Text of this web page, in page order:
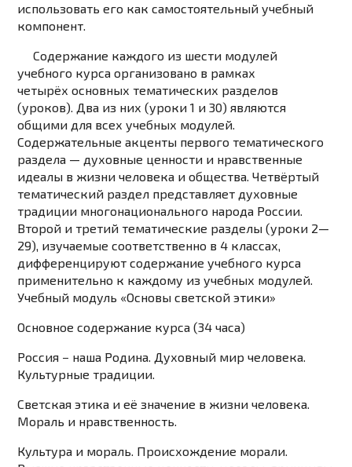
использовать его как самостоятельный учебный
компонент.
Содержание каждого из шести модулей
учебного курса организовано в рамках
четырёх основных тематических разделов
(уроков). Два из них (уроки 1 и 30) являются
общими для всех учебных модулей.
Содержательные акценты первого тематического
раздела — духовные ценности и нравственные
идеалы в жизни человека и общества. Четвёртый
тематический раздел представляет духовные
традиции многонационального народа России.
Второй и третий тематические разделы (уроки 2—
29), изучаемые соответственно в 4 классах,
дифференцируют содержание учебного курса
применительно к каждому из учебных модулей.
Учебный модуль «Основы светской этики»
Основное содержание курса (34 часа)
Россия − наша Родина. Духовный мир человека.
Культурные традиции.
Светская этика и её значение в жизни человека.
Мораль и нравственность.
Культура и мораль. Происхождение морали.